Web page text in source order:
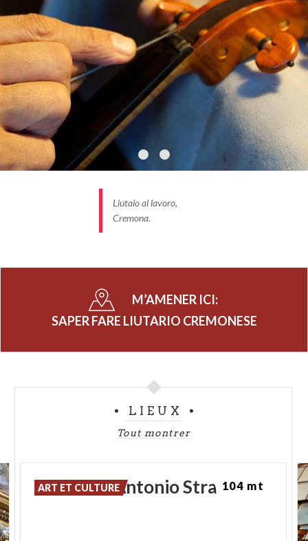
Liutaio al lavoro,
Cremona.
M’AMENER ICI:
SAPER FARE LIUTARIO CREMONESE
LIEUX
Tout montrer
MaisonD'AntonioStradivari
ART ET CULTURE 104 mt